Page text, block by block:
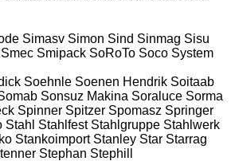
Simasv Simon Sind Sinmag Sisu
Smec Smipack SoRoTo Soco System
Soehnle Soenen Hendrik Soitaab
Sonsuz Makina Soraluce Sorma
Spinner Spitzer Spomasz Springer
Stahl Stahlfest Stahlgruppe Stahlwerk
Stankoimport Stanley Star Starrag
Stephan Stephill